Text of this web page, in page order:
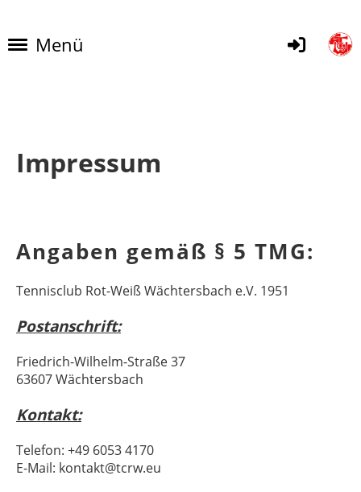
Menü
Impressum
Angaben gemäß § 5 TMG:
Tennisclub Rot-Weiß Wächtersbach e.V. 1951
Postanschrift:
Friedrich-Wilhelm-Straße 37
63607 Wächtersbach
Kontakt:
Telefon: +49 6053 4170
E-Mail: kontakt@tcrw.eu